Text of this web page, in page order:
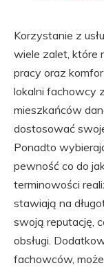
Korzystanie z
wiele zalet, które
pracy oraz
lokalni fachowcy
mieszkańców
dostosować
Ponadto
pewność co do
terminowości
stawiają na
swoją reputację,
obsługi.
fachowców,